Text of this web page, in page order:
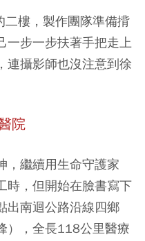
樓，製作團隊準備揹
一步一步扶著手把走上
連攝影師也沒注意到徐
院
，繼續用生命守護家
時，但開始在臉書寫下
出南迴公路沿線四鄉
），全長118公里醫療